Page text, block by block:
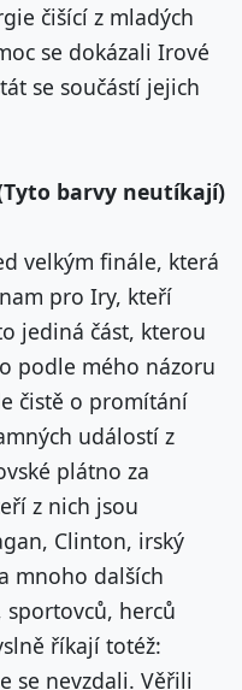
čišící z mladých
se dokázali Irové
se součástí jejich
barvy neutíkají)
velkým finále, která
pro Iry, kteří
jediná část, kterou
podle mého názoru
čistě o promítání
událostí z
plátno za
z nich jsou
Clinton, irský
mnoho dalších
herců
říkají totéž:
se nevzdali. Věřili